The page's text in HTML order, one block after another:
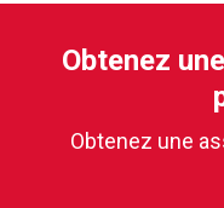
Obtenez
Obtenez une